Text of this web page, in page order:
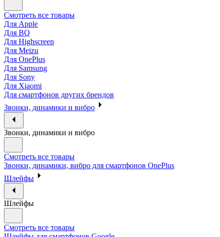
Смотреть все товары
Для Apple
Для BQ
Для Highscreen
Для Meizu
Для OnePlus
Для Samsung
Для Sony
Для Xiaomi
Для смартфонов других брендов
Звонки, динамики и вибро
Звонки, динамики и вибро
Смотреть все товары
Звонки, динамики, вибро для смартфонов OnePlus
Шлейфы
Шлейфы
Смотреть все товары